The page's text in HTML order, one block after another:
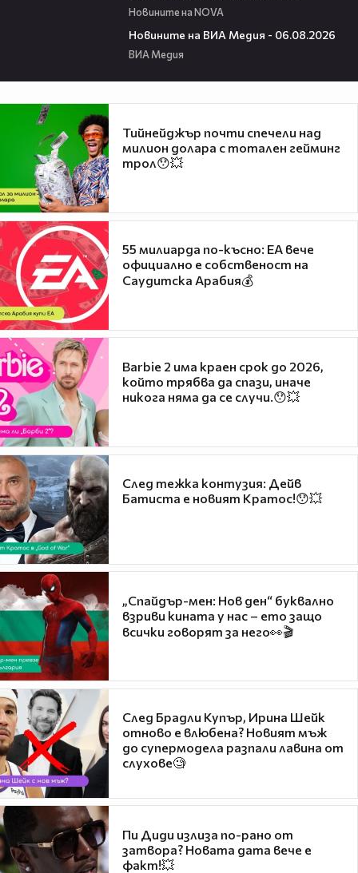
Новините на NOVA
Новините на ВИА Медия - 06.08.2026
ВИА Медия
Тийнейджър почти спечели над
милион долара с тотален гейминг
трол😯💥
55 милиарда по-късно: EA вече
официално е собственост на
Саудитска Арабия💰
Barbie 2 има краен срок до 2026,
който трябва да спази, иначе
никога няма да се случи.😯💥
След тежка контузия: Дейв
Батиста е новият Кратос!😯💥
„Спайдър-мен: Нов ден“ буквално
взриви кината у нас – ето защо
всички говорят за него👀🎬
След Брадли Купър, Ирина Шейк
отново е влюбена? Новият мъж
до супермодела разпали лавина от
слухове🧐
Пи Диди излиза по-рано от
затвора? Новата дата вече е
факт!💥